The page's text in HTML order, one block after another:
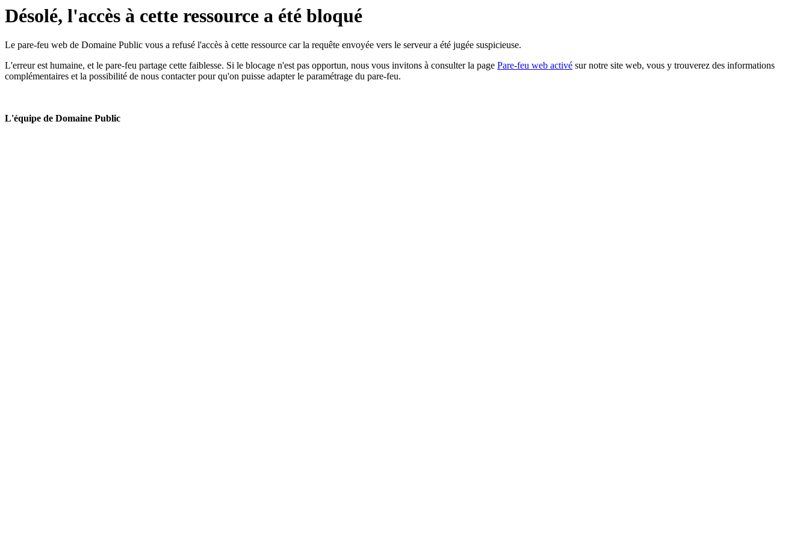
Désolé, l'accès à cette ressource a été bloqué
Le pare-feu web de Domaine Public vous a refusé l'accès à cette ressource car la requête envoyée vers le serveur a été jugée suspicieuse.
L'erreur est humaine, et le pare-feu partage cette faiblesse. Si le blocage n'est pas opportun, nous vous invitons à consulter la page Pare-feu web activé sur notre site web, vous y trouverez des informations
complémentaires et la possibilité de nous contacter pour qu'on puisse adapter le paramétrage du pare-feu.
L'équipe de Domaine Public